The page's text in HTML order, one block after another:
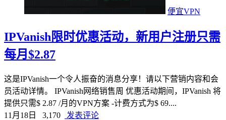
便宜VPN
IPVanish限时优惠活动，新用户注册只需
每月$2.87
这是IPVanish一个令人振奋的消息分享！请以下营销内容和会
员活动详情。 IPVanish网络销售周 优惠活动期间，IPVanish 将
提供只需$ 2.87 /月的VPN方案 -计费方式为$ 69....
11月18日
3,170
发表评论